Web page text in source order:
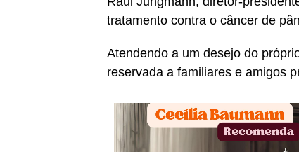
tratamento contra o câncer de
Atendendo a um desejo do
reservada a familiares e amigos